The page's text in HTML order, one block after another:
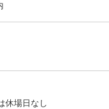
場日なし